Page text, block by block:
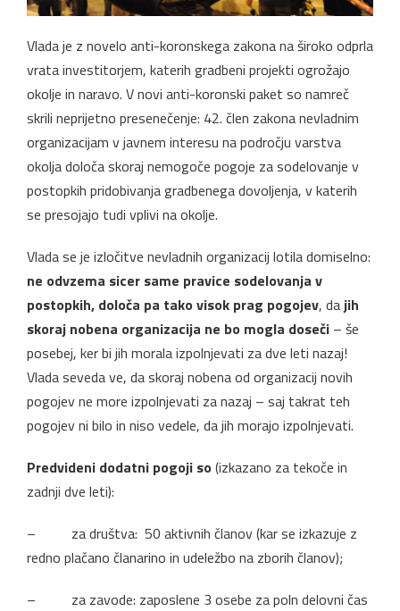
Vlada je z novelo anti-koronskega zakona na široko odprla
vrata investitorjem, katerih gradbeni projekti ogrožajo
okolje in naravo. V novi anti-koronski paket so namreč
skrili neprijetno presenečenje: 42. člen zakona nevladnim
organizacijam v javnem interesu na področju varstva
okolja določa skoraj nemogoče pogoje za sodelovanje v
postopkih pridobivanja gradbenega dovoljenja, v katerih
se presojajo tudi vplivi na okolje.
Vlada se je izločitve nevladnih organizacij lotila domiselno:
ne odvzema sicer same pravice sodelovanja v
postopkih, določa pa tako visok prag pogojev, da jih
skoraj nobena organizacija ne bo mogla doseči – še
posebej, ker bi jih morala izpolnjevati za dve leti nazaj!
Vlada seveda ve, da skoraj nobena od organizacij novih
pogojev ne more izpolnjevati za nazaj – saj takrat teh
pogojev ni bilo in niso vedele, da jih morajo izpolnjevati.
Predvideni dodatni pogoji so (izkazano za tekoče in
zadnji dve leti):
– za društva: 50 aktivnih članov (kar se izkazuje z
redno plačano članarino in udeležbo na zborih članov);
– za zavode: zaposlene 3 osebe za poln delovni čas